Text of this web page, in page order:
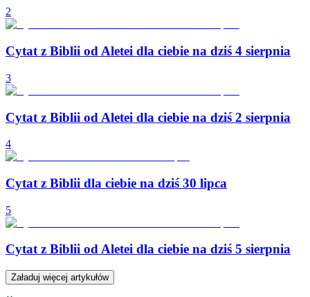
2
Cytat z Biblii od Aletei dla ciebie na dziś 4 sierpnia
3
Cytat z Biblii od Aletei dla ciebie na dziś 2 sierpnia
4
Cytat z Biblii dla ciebie na dziś 30 lipca
5
Cytat z Biblii od Aletei dla ciebie na dziś 5 sierpnia
Załaduj więcej artykułów